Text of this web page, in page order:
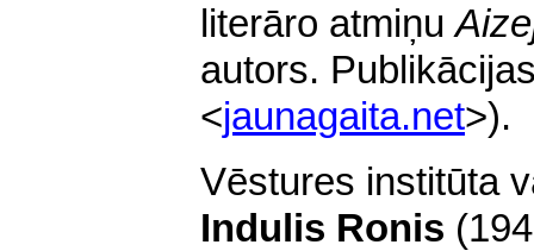
literāro atmiņu
autors.
<jaunagaita.net>).
Vēstures institūta
Indulis Ronis